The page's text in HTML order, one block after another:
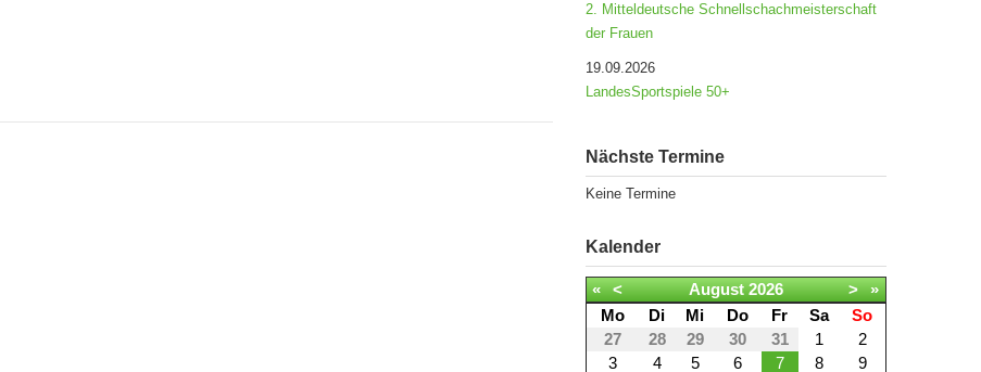
2. Mitteldeutsche Schnellschachmeisterschaft
der Frauen
19.09.2026
LandesSportspiele 50+
Nächste Termine
Keine Termine
Kalender
« < August 2026 >
»
Mo
Di Mi Do Fr Sa
So
27
28 29 30 31 1
2
3
4 5 6 7 8
9